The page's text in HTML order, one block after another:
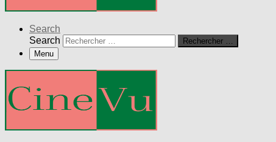
Search
Search
Rechercher …
Menu